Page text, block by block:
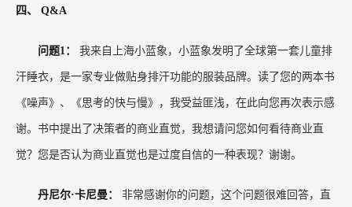
觉有时候是对的，但多数情况下是不值得信赖的。
至于何时该相信直觉，何时不能相信直觉，我们
可以有一个大概的感知。一个人能够自主性的、自
动的、快速做决策，这就是直觉，这往往是在固
定、特定的情况下才出现的情况。
对于常规性事件，或者说有足够多学习机会的情
况下，可以相信直觉。比如医生这个职业，就是在